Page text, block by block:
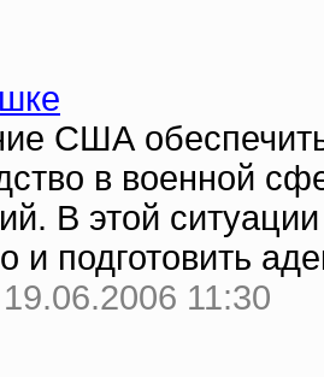
США
в военной
В этой
и подготовить
11:30